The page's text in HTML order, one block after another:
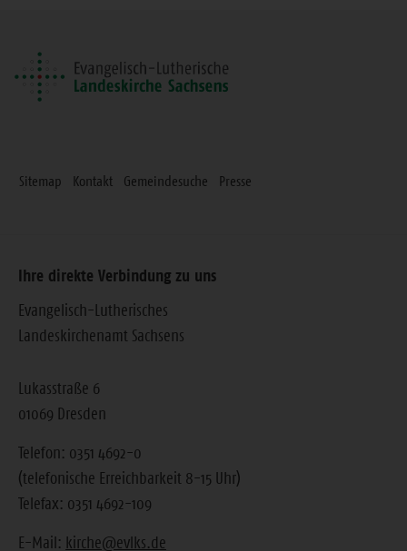
Sitemap Kontakt Gemeindesuche Presse
Ihre direkte Verbindung zu uns
Evangelisch-Lutherisches
Landeskirchenamt Sachsens
Lukasstraße 6
01069 Dresden
Telefon: 0351 4692-0
(telefonische Erreichbarkeit 8-15 Uhr)
Telefax: 0351 4692-109
E-Mail: kirche@evlks.de